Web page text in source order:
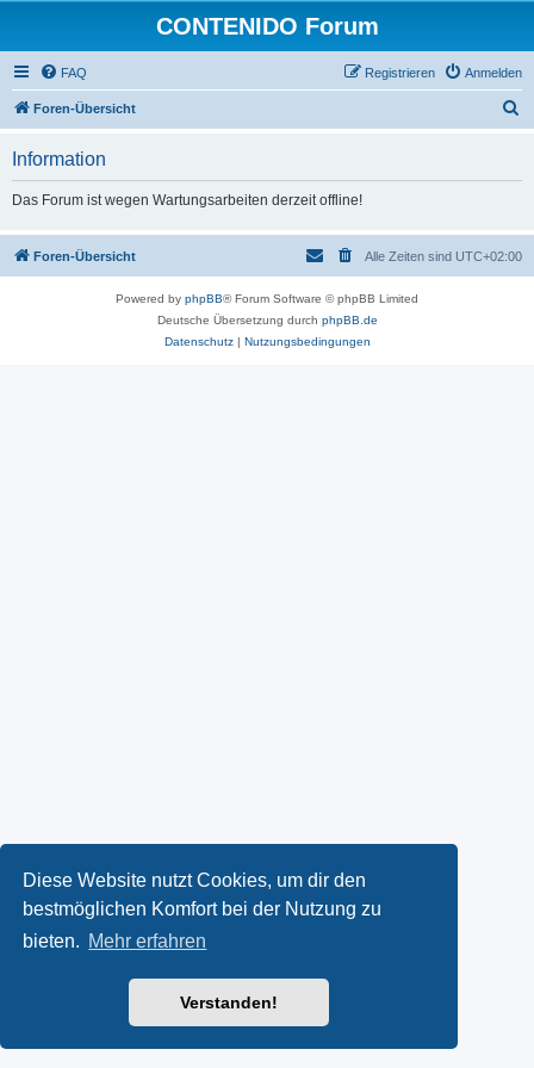
Diese Website nutzt Cookies, um dir den
bestmöglichen Komfort bei der Nutzung zu
bieten. Mehr erfahren
Verstanden!
CONTENIDO Forum
FAQ Anmelden
Registrieren
Foren-Übersicht
Information
Das Forum ist wegen Wartungsarbeiten derzeit offline!
Foren-Übersicht Alle Zeiten sind UTC+02:00
Powered by phpBB® Forum Software © phpBB Limited
Deutsche Übersetzung durch phpBB.de
Datenschutz| Nutzungsbedingungen